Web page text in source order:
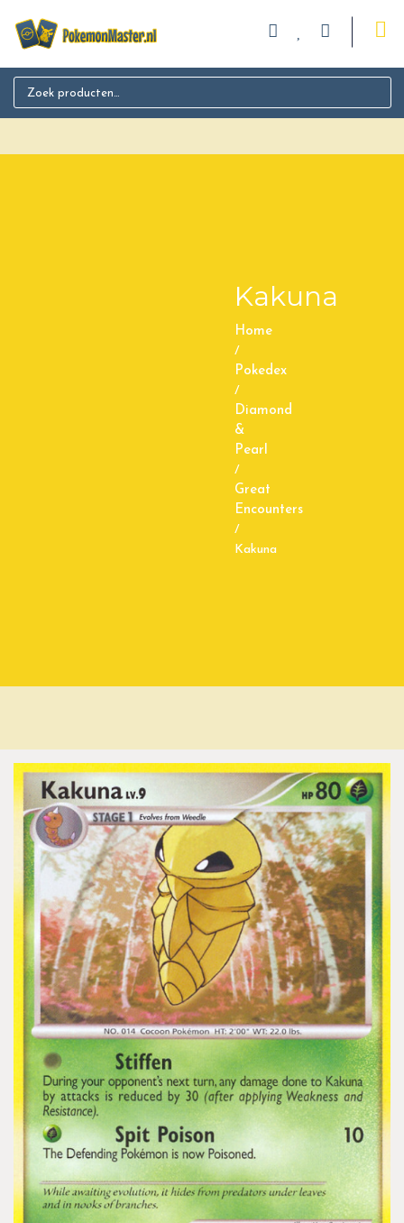
Search for:
Kakuna
Home
/
Pokedex
/
Diamond
&
Pearl
/
Great
Encounters
/
Kakuna